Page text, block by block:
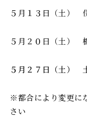
５月１３日（土）
５月２０日（土）
５月２７日（土）
※都合により変更に
さい